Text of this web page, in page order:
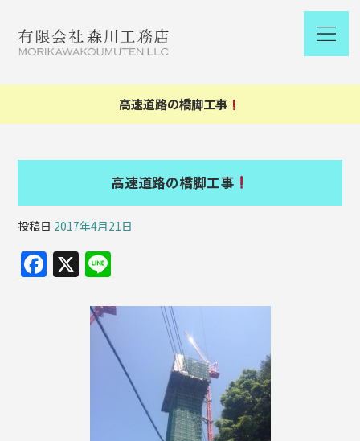
高速道路の橋脚工事
高速道路の橋脚工事
投稿日 2017年4月21日
F X
e